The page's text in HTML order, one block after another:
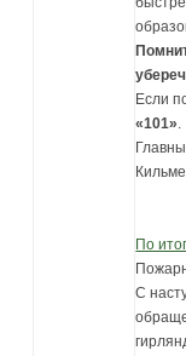
Если
«101».
По
С